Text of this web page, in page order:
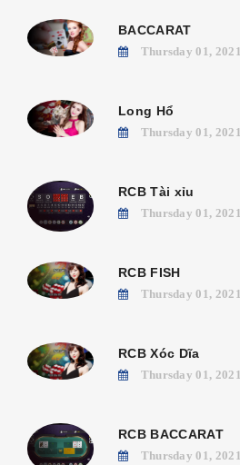
BACCARAT
Thursday 01, 2021
Long Hổ
Thursday 01, 2021
RCB Tài xỉu
Thursday 01, 2021
RCB FISH
Thursday 01, 2021
RCB Xóc Dĩa
Thursday 01, 2021
RCB BACCARAT
Thursday 01, 2021